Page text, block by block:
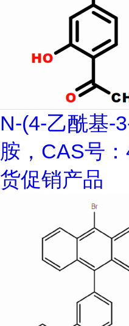
N-(4-乙酰基-
胺，CAS号
货促销产品